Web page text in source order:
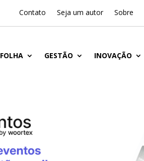
Contato Seja um autor Sobre
FOLHA GESTÃO INOVAÇÃO